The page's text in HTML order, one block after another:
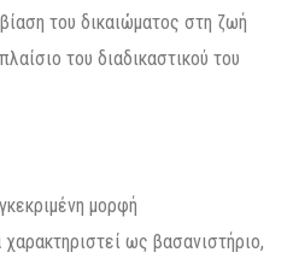
του δικαιώματος στη ζωή
του διαδικαστικού του
μορφή
ως βασανιστήριο,